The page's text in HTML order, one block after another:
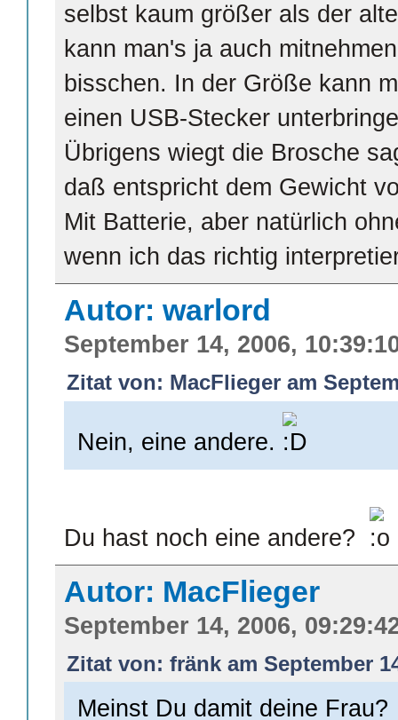
selbst kaum größer als der
kann man's ja auch
bisschen. In der Größe kann
einen USB-Stecker
Übrigens wiegt die Brosche
daß entspricht dem Gewicht
Mit Batterie, aber natürlich
wenn ich das richtig
Autor: warlord
September 14, 2006,
Zitat von: MacFlieger am
Nein, eine andere.
Du hast noch eine andere?
Autor: MacFlieger
September 14, 2006,
Zitat von: fränk am September
Meinst Du damit deine Frau?